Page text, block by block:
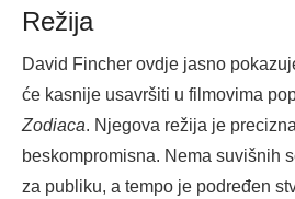
Režija
David Fincher ovdje jasno
će kasnije usavršiti u filmovima
Zodiaca. Njegova režija je
beskompromisna. Nema suvišnih
za publiku, a tempo je podređen